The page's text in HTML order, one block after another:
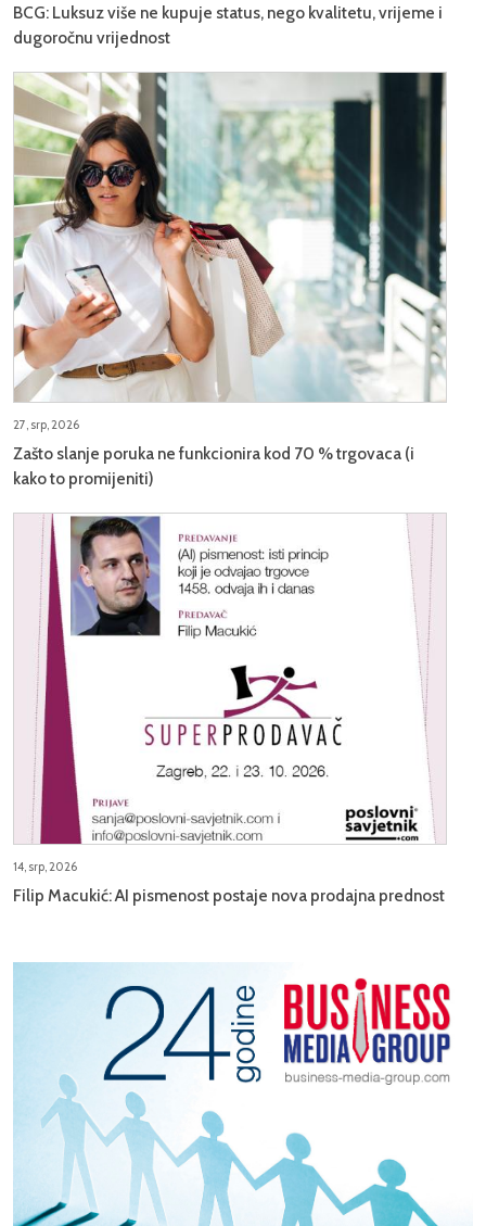
BCG: Luksuz više ne kupuje status, nego kvalitetu, vrijeme i
dugoročnu vrijednost
27, srp, 2026
Zašto slanje poruka ne funkcionira kod 70 % trgovaca (i
kako to promijeniti)
14, srp, 2026
Filip Macukić: AI pismenost postaje nova prodajna prednost